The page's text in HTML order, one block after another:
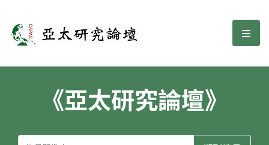
亞太研究論壇 選
《亞太研究論壇》